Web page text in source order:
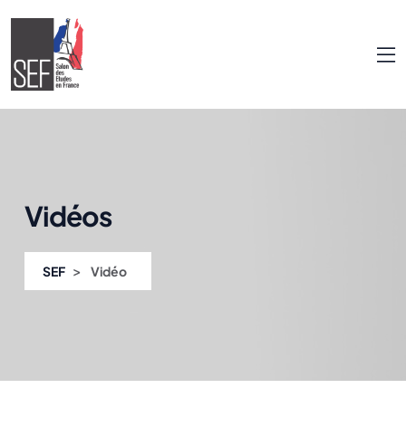
Vidéos
SEF > Vidéo